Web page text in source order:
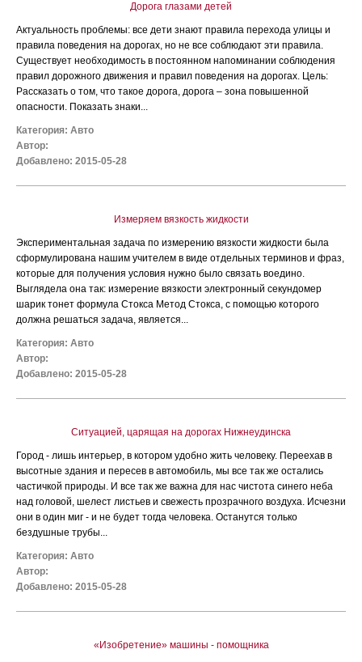
Дорога глазами детей
Актуальность проблемы: все дети знают правила перехода улицы и
правила поведения на дорогах, но не все соблюдают эти правила.
Существует необходимость в постоянном напоминании соблюдения
правил дорожного движения и правил поведения на дорогах. Цель:
Рассказать о том, что такое дорога, дорога – зона повышенной
опасности. Показать знаки...
Категория: Авто
Автор:
Добавлено: 2015-05-28
Измеряем вязкость жидкости
Экспериментальная задача по измерению вязкости жидкости была
сформулирована нашим учителем в виде отдельных терминов и фраз,
которые для получения условия нужно было связать воедино.
Выглядела она так: измерение вязкости электронный секундомер
шарик тонет формула Стокса Метод Стокса, с помощью которого
должна решаться задача, является...
Категория: Авто
Автор:
Добавлено: 2015-05-28
Ситуацией, царящая на дорогах Нижнеудинска
Город - лишь интерьер, в котором удобно жить человеку. Переехав в
высотные здания и пересев в автомобиль, мы все так же остались
частичкой природы. И все так же важна для нас чистота синего неба
над головой, шелест листьев и свежесть прозрачного воздуха. Исчезни
они в один миг - и не будет тогда человека. Останутся только
бездушные трубы...
Категория: Авто
Автор:
Добавлено: 2015-05-28
«Изобретение» машины - помощника